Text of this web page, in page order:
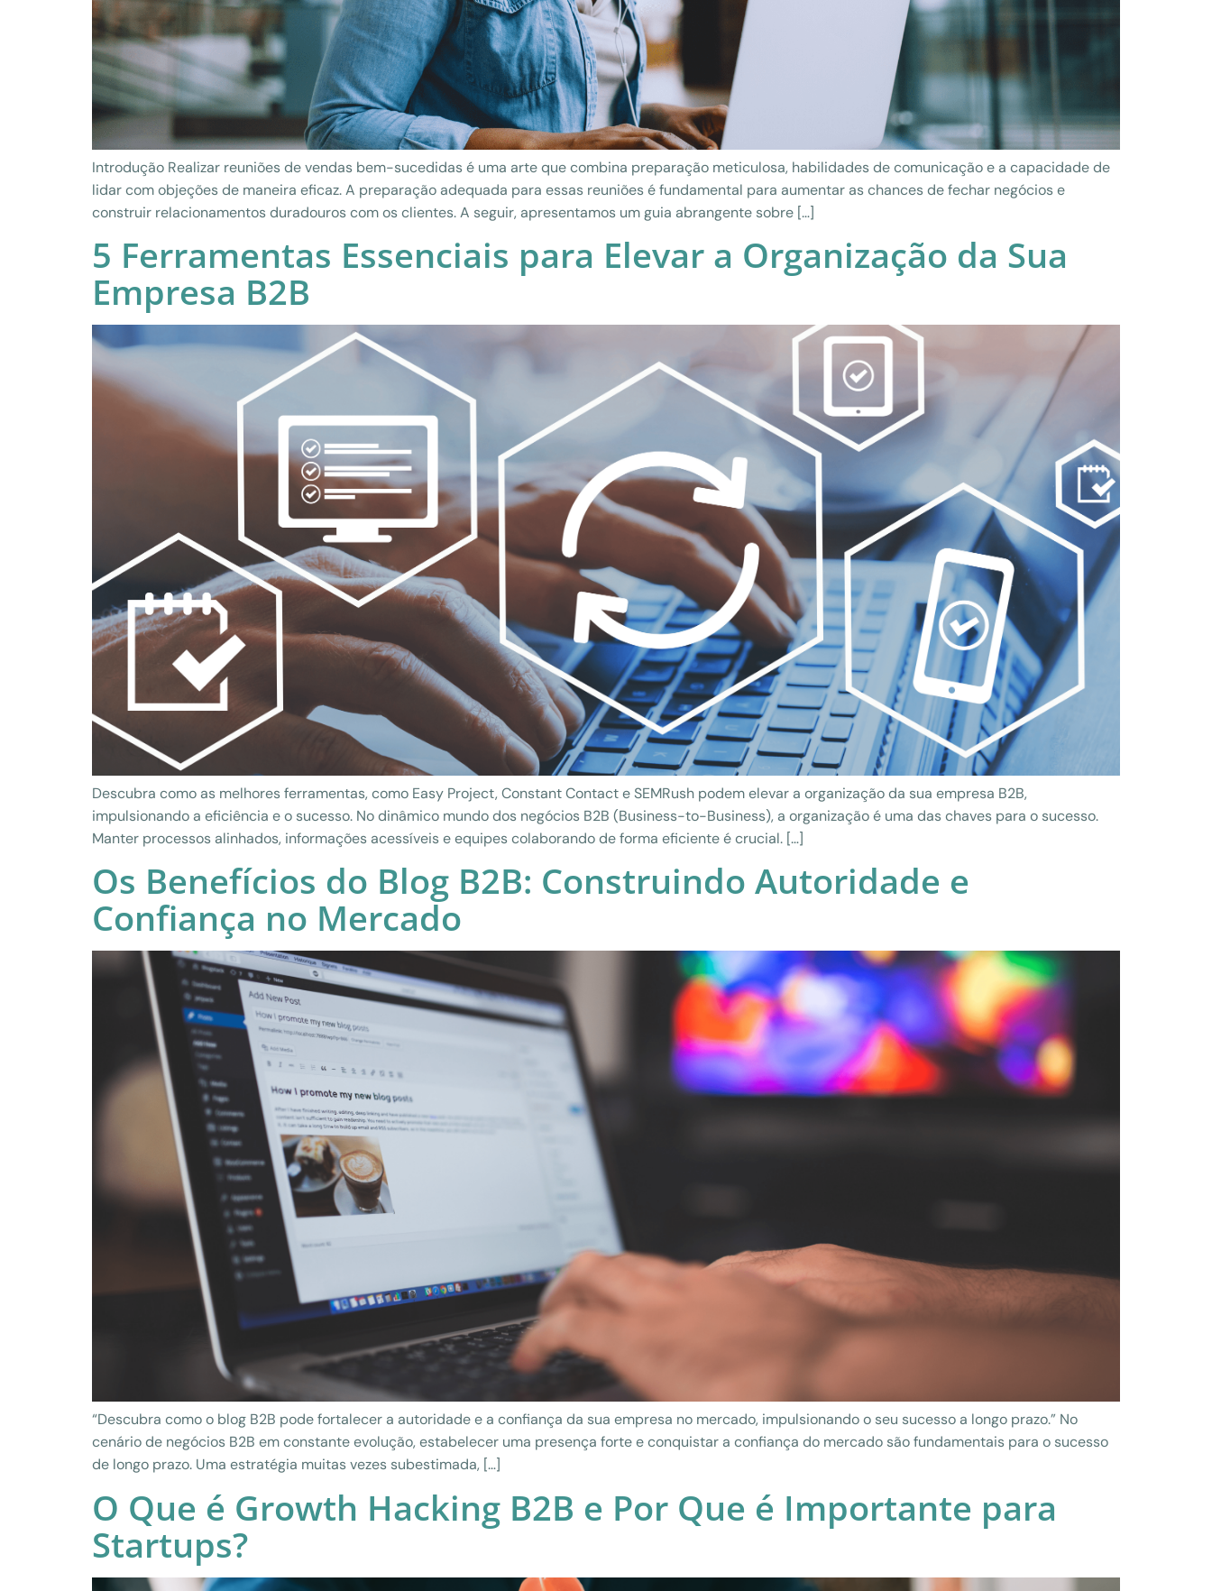
Introdução Realizar reuniões de vendas bem-sucedidas é uma arte que combina preparação meticulosa, habilidades de comunicação e a capacidade de
lidar com objeções de maneira eficaz. A preparação adequada para essas reuniões é fundamental para aumentar as chances de fechar negócios e
construir relacionamentos duradouros com os clientes. A seguir, apresentamos um guia abrangente sobre […]
5 Ferramentas Essenciais para Elevar a Organização da Sua
Empresa B2B
Descubra como as melhores ferramentas, como Easy Project, Constant Contact e SEMRush podem elevar a organização da sua empresa B2B,
impulsionando a eficiência e o sucesso. No dinâmico mundo dos negócios B2B (Business-to-Business), a organização é uma das chaves para o sucesso.
Manter processos alinhados, informações acessíveis e equipes colaborando de forma eficiente é crucial. […]
Os Benefícios do Blog B2B: Construindo Autoridade e
Confiança no Mercado
“Descubra como o blog B2B pode fortalecer a autoridade e a confiança da sua empresa no mercado, impulsionando o seu sucesso a longo prazo.” No
cenário de negócios B2B em constante evolução, estabelecer uma presença forte e conquistar a confiança do mercado são fundamentais para o sucesso
de longo prazo. Uma estratégia muitas vezes subestimada, […]
O Que é Growth Hacking B2B e Por Que é Importante para
Startups?